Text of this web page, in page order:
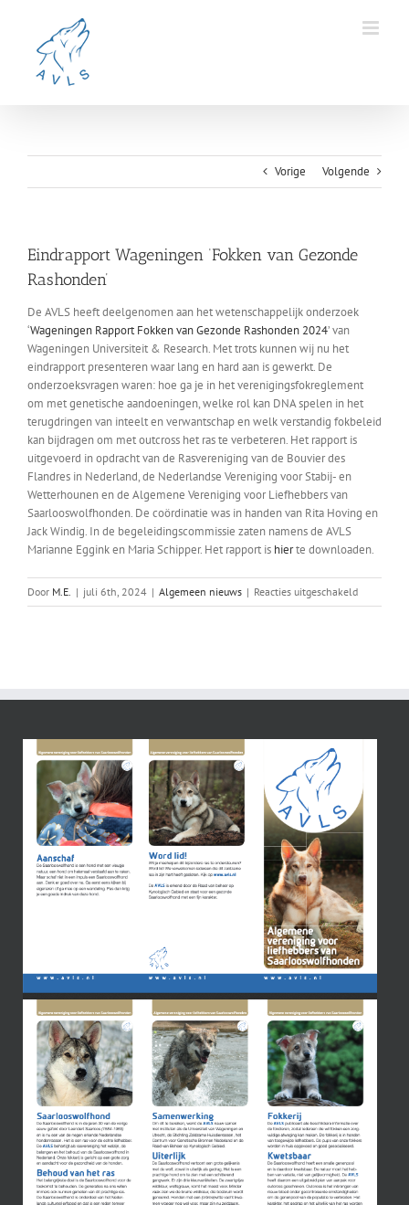
Vorige Volgende
Eindrapport Wageningen ‘Fokken van Gezonde
Rashonden’
De AVLS heeft deelgenomen aan het wetenschappelijk onderzoek
‘Wageningen Rapport Fokken van Gezonde Rashonden 2024’ van
Wageningen Universiteit & Research. Met trots kunnen wij nu het
eindrapport presenteren waar lang en hard aan is gewerkt. De
onderzoeksvragen waren: hoe ga je in het verenigingsfokreglement
om met genetische aandoeningen, welke rol kan DNA spelen in het
terugdringen van inteelt en verwantschap en welk verstandig fokbeleid
kan bijdragen om met outcross het ras te verbeteren. Het rapport is
uitgevoerd in opdracht van de Rasvereniging van de Bouvier des
Flandres in Nederland, de Nederlandse Vereniging voor Stabij- en
Wetterhounen en de Algemene Vereniging voor Liefhebbers van
Saarlooswolfhonden. De coördinatie was in handen van Rita Hoving en
Jack Windig. In de begeleidingscommissie zaten namens de AVLS
Marianne Eggink en Maria Schipper. Het rapport is hierte downloaden.
Door M.E. | juli 6th, 2024 | Algemeen nieuws | Reacties uitgeschakeldvoor
Eindrapport